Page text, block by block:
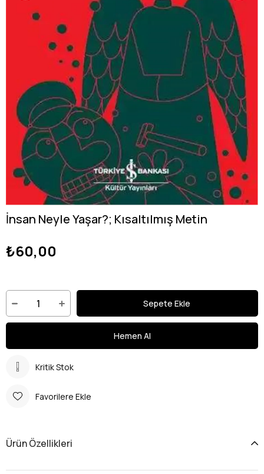
İnsan Neyle Yaşar?; Kısaltılmış Metin
₺60,00
Kritik Stok
Favorilere Ekle
Ürün Özellikleri